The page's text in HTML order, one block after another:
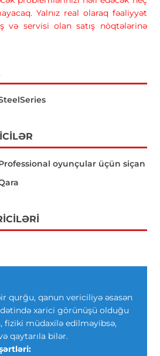
Yalnız real olaraq fəaliyyət
və servisi olan satış nöqtələrinə
oyunçular üçün siçan
qurğu, qanun vericiliyə əsasən
xarici görünüşü olduğu
fiziki müdaxilə edilməyibsə,
qaytarıla bilər.